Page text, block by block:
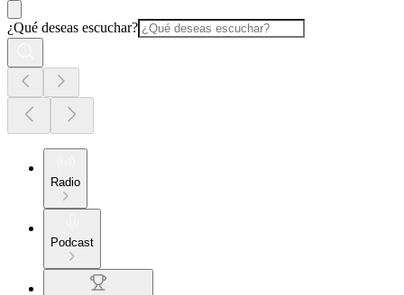
¿Qué deseas escuchar?
Radio
Podcast